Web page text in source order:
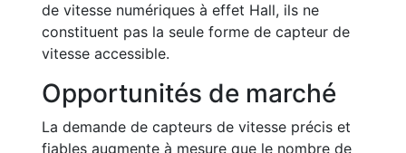
de vitesse numériques à effet Hall, ils ne
constituent pas la seule forme de capteur de
vitesse accessible.
Opportunités de marché
La demande de capteurs de vitesse précis et
fiables augmente à mesure que le nombre de